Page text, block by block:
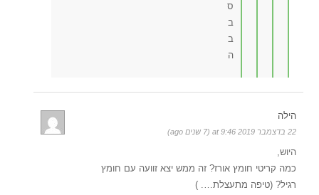
ס
ב
ב
ה
הילה
22 בדצמבר 2019 at 9:46 (7 שנים ago)
היוש,
כמה קריטי חומץ אורז? זה ממש יצא זוועה עם חומץ
רגיל? (טיפה מתעצלת…. )